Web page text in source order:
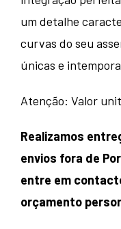
um detalhe
curvas do seu
únicas e
Atenção: Valor
Realizamos
envios fora de
entre em
orçamento